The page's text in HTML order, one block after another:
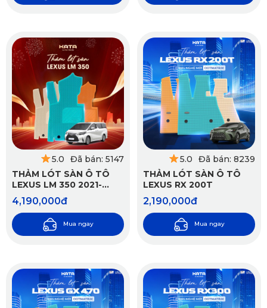
5.0
Đã bán: 5147
THẢM LÓT SÀN Ô TÔ
LEXUS LM 350 2021-
2025
4,190,000đ
Mua ngay
5.0
Đã bán: 8239
THẢM LÓT SÀN Ô TÔ
LEXUS RX 200T
2,190,000đ
Mua ngay